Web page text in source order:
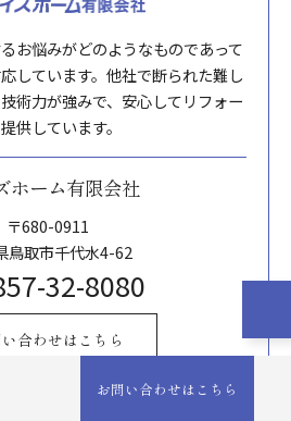
お悩みがどのようなものであって
しています。他社で断られた難し
術力が強みで、安心してリフォー
供しています。
ホーム有限会社
〒680-0911
鳥取市千代水4-62
32-8080
合わせはこちら
お問い合わせはこちら